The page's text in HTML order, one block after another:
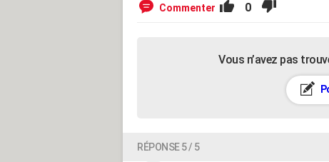
Commenter 0
Vous n’avez pas
RÉPONSE 5 / 5